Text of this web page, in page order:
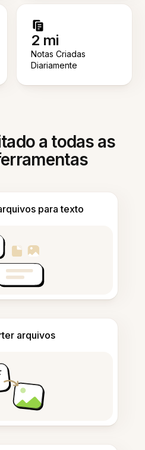
2 mi
Notas Criadas
Diariamente
a todas as
para texto
arquivos